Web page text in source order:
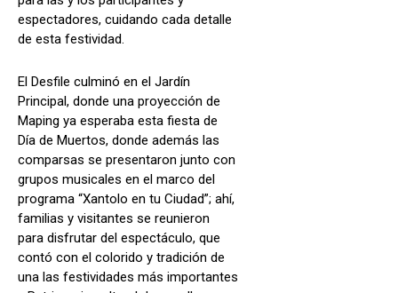
espectadores, cuidando cada detalle
de esta festividad.
El Desfile culminó en el Jardín
Principal, donde una proyección de
Maping ya esperaba esta fiesta de
Día de Muertos, donde además las
comparsas se presentaron junto con
grupos musicales en el marco del
programa “Xantolo en tu Ciudad”; ahí,
familias y visitantes se reunieron
para disfrutar del espectáculo, que
contó con el colorido y tradición de
una las festividades más importantes